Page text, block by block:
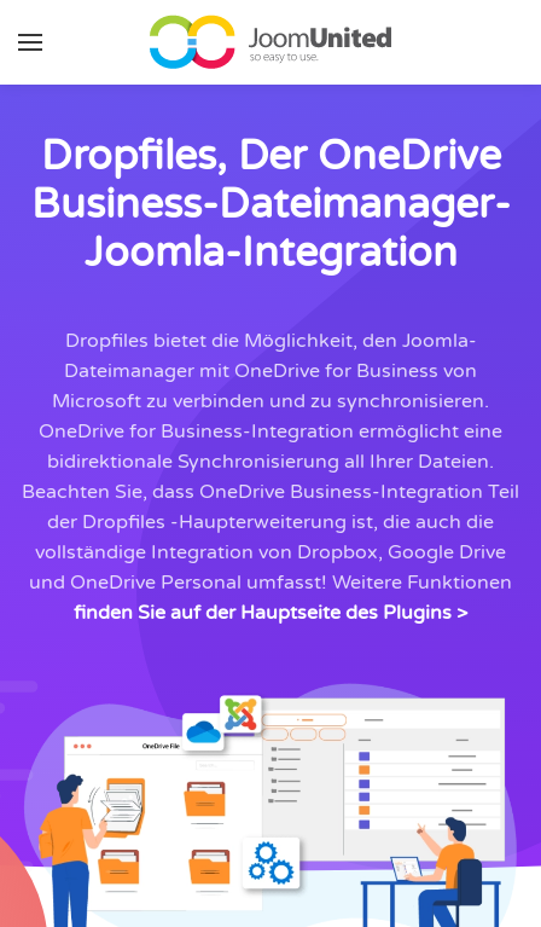
Zum Hauptinhalt springen
Dropfiles, Der OneDrive
Business-Dateimanager-
Joomla-Integration
Dropfiles bietet die Möglichkeit, den Joomla-
Dateimanager mit OneDrive for Business von
Microsoft zu verbinden und zu synchronisieren.
OneDrive for Business-Integration ermöglicht eine
bidirektionale Synchronisierung all Ihrer Dateien.
Beachten Sie, dass OneDrive Business-Integration Teil
der Dropfiles -Haupterweiterung ist, die auch die
vollständige Integration von Dropbox, Google Drive
und OneDrive Personal umfasst! Weitere Funktionen
finden Sie auf der Hauptseite des Plugins >